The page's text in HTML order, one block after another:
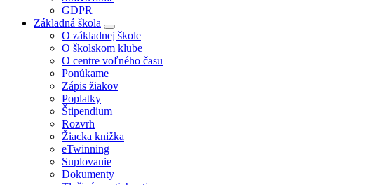
GDPR
Základná škola
O základnej škole
O školskom klube
O centre voľného času
Ponúkame
Zápis žiakov
Poplatky
Štipendium
Rozvrh
Žiacka knižka
eTwinning
Suplovanie
Dokumenty